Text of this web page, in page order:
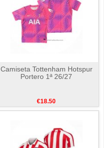
Camiseta Tottenham Hotspur
Portero 1ª 26/27
€18.50